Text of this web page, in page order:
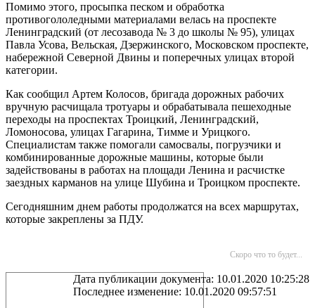
Помимо этого, просыпка песком и обработка
противогололедными материалами велась на проспекте
Ленинградский (от лесозавода № 3 до школы № 95), улицах
Павла Усова, Вельская, Дзержинского, Московском проспекте,
набережной Северной Двины и поперечных улицах второй
категории.
Как сообщил Артем Колосов, бригада дорожных рабочих
вручную расчищала тротуары и обрабатывала пешеходные
переходы на проспектах Троицкий, Ленинградский,
Ломоносова, улицах Гагарина, Тимме и Урицкого.
Специалистам также помогали самосвалы, погрузчики и
комбинированные дорожные машины, которые были
задействованы в работах на площади Ленина и расчистке
заездных карманов на улице Шубина и Троицком проспекте.
Сегодняшним днем работы продолжатся на всех маршрутах,
которые закреплены за ПДУ.
Скоро что то будет...
Дата публикации документа: 10.01.2020 10:25:28
Последнее изменение: 10.01.2020 09:57:51